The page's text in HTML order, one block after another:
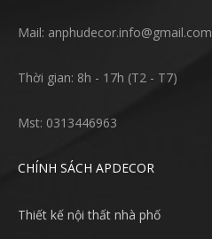
Mail: anphudecor.info@gmail.com
Thời gian: 8h - 17h (T2 - T7)
Mst: 0313446963
CHÍNH SÁCH APDECOR
Thiết kế nội thất nhà phố